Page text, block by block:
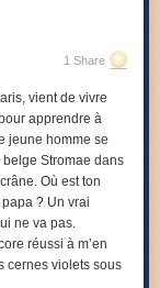
1 Share
vient de vivre
apprendre à
jeune homme se
belge Stromae dans
Où est ton
? Un vrai
ne va pas.
réussi à m’en
cernes violets sous